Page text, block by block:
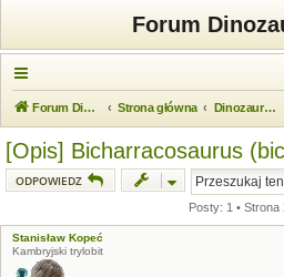
Forum
Forum Dinozaury.com Strona główna Dinozaurologia
[Opis] Bicharracosaurus
ODPOWIEDZ
Posty: 1 • Strona
Stanisław Kopeć
Kambryjski trylobit